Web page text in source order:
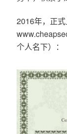
2016年，正式
个人名下）：